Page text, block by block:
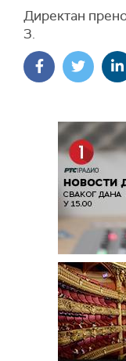
Директан
3.